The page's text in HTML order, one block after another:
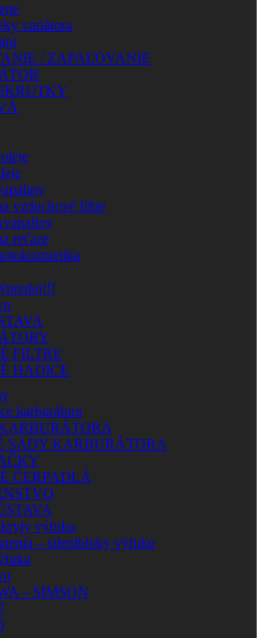
variátora
/ ZAPAĽOVANIE
vzduchové filtre
reťaze
FILTRE
HADICE
karburátora
SADY KARBURÁTORA
ČERPADLÁ
výfuku
– silentbloky výfuku
– SIMSON